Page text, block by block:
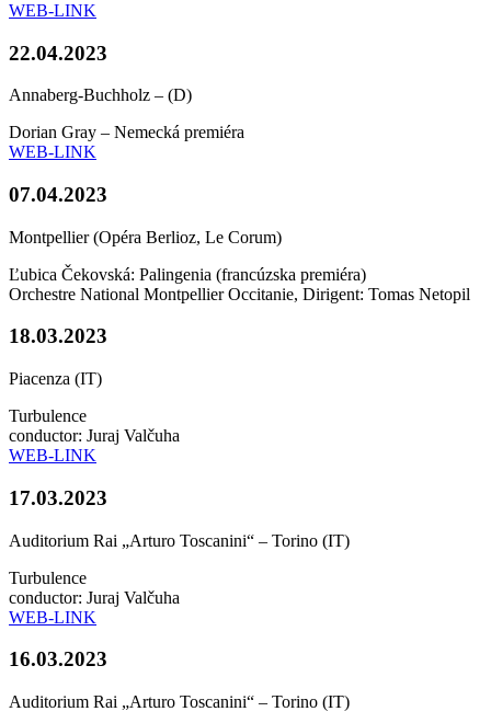
WEB-LINK
22.04.2023
Annaberg-Buchholz – (D)
Dorian Gray – Nemecká premiéra
WEB-LINK
07.04.2023
Montpellier (Opéra Berlioz, Le Corum)
Ľubica Čekovská: Palingenia (francúzska premiéra)
Orchestre National Montpellier Occitanie, Dirigent: Tomas Netopil
18.03.2023
Piacenza (IT)
Turbulence
conductor: Juraj Valčuha
WEB-LINK
17.03.2023
Auditorium Rai „Arturo Toscanini“ – Torino (IT)
Turbulence
conductor: Juraj Valčuha
WEB-LINK
16.03.2023
Auditorium Rai „Arturo Toscanini“ – Torino (IT)